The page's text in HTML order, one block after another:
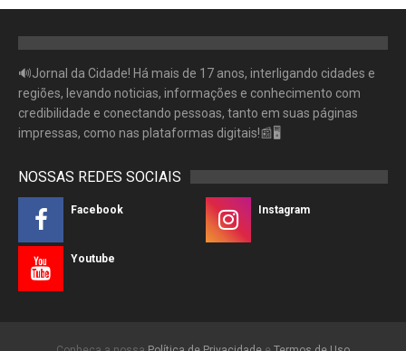
🔊Jornal da Cidade! Há mais de 17 anos, interligando cidades e
regiões, levando noticias, informações e conhecimento com
credibilidade e conectando pessoas, tanto em suas páginas
impressas, como nas plataformas digitais!📰🖥
NOSSAS REDES SOCIAIS
Facebook Instagram
Youtube